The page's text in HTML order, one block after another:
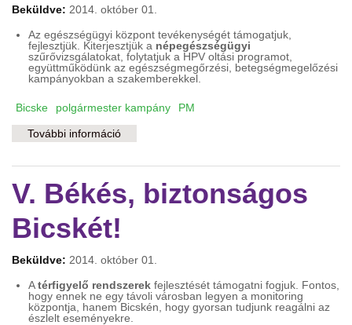
Beküldve: 2014. október 01.
Az egészségügyi központ tevékenységét támogatjuk,
fejlesztjük. Kiterjesztjük a népegészségügyi
szűrővizsgálatokat, folytatjuk a HPV oltási programot,
együttműködünk az egészségmegőrzési, betegségmegelőzési
kampányokban a szakemberekkel.
Bicske polgármester kampány PM
További információ
V. Békés, biztonságos
Bicskét!
Beküldve: 2014. október 01.
Atérfigyelő rendszerek fejlesztését támogatni fogjuk. Fontos,
hogy ennek ne egy távoli városban legyen a monitoring
központja, hanem Bicskén, hogy gyorsan tudjunk reagálni az
észlelt eseményekre.